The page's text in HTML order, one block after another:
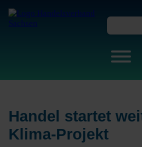
Handel startet
Klima-Projekt